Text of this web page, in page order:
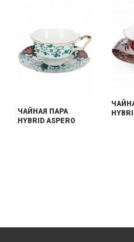
ЧАЙНАЯ ПАРА
HYBRID ASPERO